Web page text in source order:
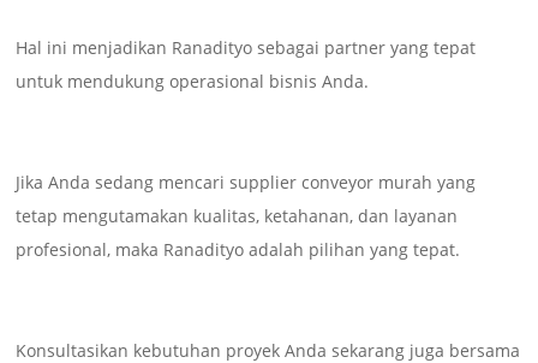
Hal ini menjadikan Ranadityo sebagai partner yang tepat
untuk mendukung operasional bisnis Anda.
Jika Anda sedang mencari supplier conveyor murah yang
tetap mengutamakan kualitas, ketahanan, dan layanan
profesional, maka Ranadityo adalah pilihan yang tepat.
Konsultasikan kebutuhan proyek Anda sekarang juga bersama